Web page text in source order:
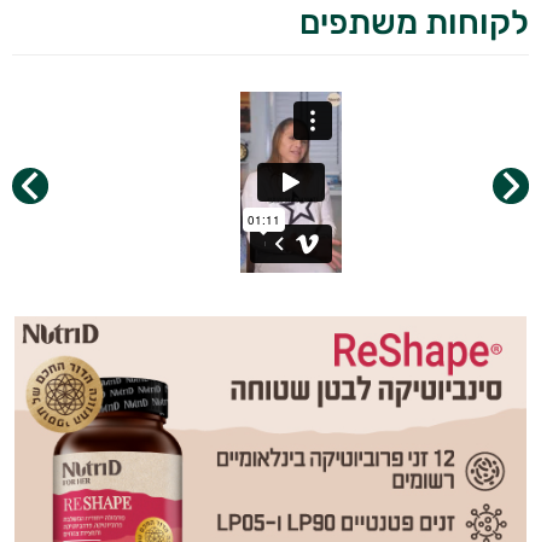
לקוחות משתפים